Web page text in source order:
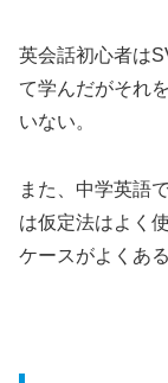
英会話初心者は
て学んだがそれ
いない。
また、中学英語
は仮定法はよく
ケースがよくあ